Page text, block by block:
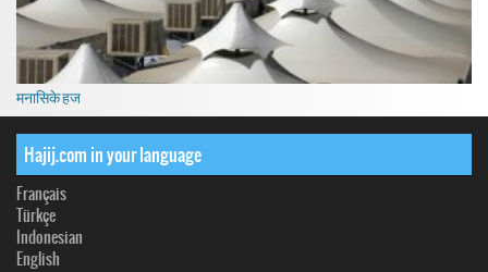
मनासिके हज
Hajij.com in your language
Français
Türkçe
Indonesian
English